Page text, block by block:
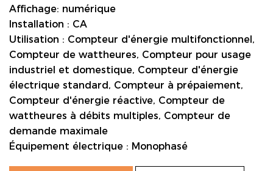
Affichage: numérique
Installation : CA
Utilisation : Compteur d'énergie multifonctionnel,
Compteur de wattheures, Compteur pour usage
industriel et domestique, Compteur d'énergie
électrique standard, Compteur à prépaiement,
Compteur d'énergie réactive, Compteur de
wattheures à débits multiples, Compteur de
demande maximale
Équipement électrique : Monophasé